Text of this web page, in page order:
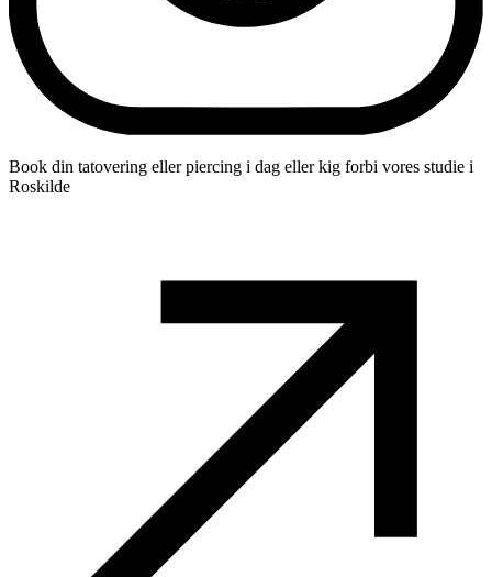
Book din tatovering eller piercing i dag eller kig forbi vores studie i
Roskilde